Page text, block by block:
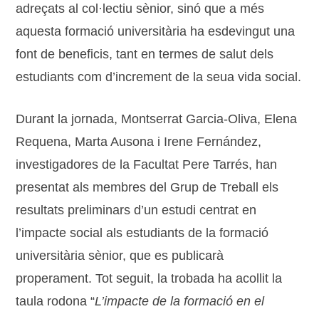
adreçats al col·lectiu sènior, sinó que a més
aquesta formació universitària ha esdevingut una
font de beneficis, tant en termes de salut dels
estudiants com d’increment de la seua vida social.
Durant la jornada, Montserrat Garcia-Oliva, Elena
Requena, Marta Ausona i Irene Fernández,
investigadores de la Facultat Pere Tarrés, han
presentat als membres del Grup de Treball els
resultats preliminars d’un estudi centrat en
l’impacte social als estudiants de la formació
universitària sènior, que es publicarà
properament. Tot seguit, la trobada ha acollit la
taula rodona “L’impacte de la formacióen el